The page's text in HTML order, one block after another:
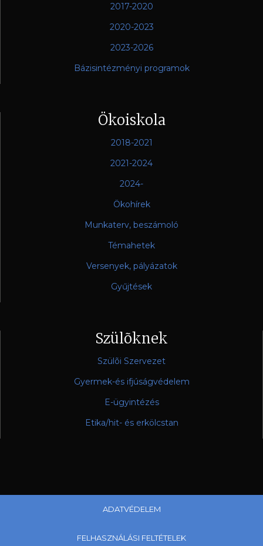
2017-2020
2020-2023
2023-2026
Bázisintézményi programok
Ökoiskola
2018-2021
2021-2024
2024-
Ökohírek
Munkaterv, beszámoló
Témahetek
Versenyek, pályázatok
Gyűjtések
Szülõknek
Szülõi Szervezet
Gyermek-és ifjúságvédelem
E-ügyintézés
Etika/hit- és erkölcstan
ADATVÉDELEM
FELHASZNÁLÁSI FELTÉTELEK